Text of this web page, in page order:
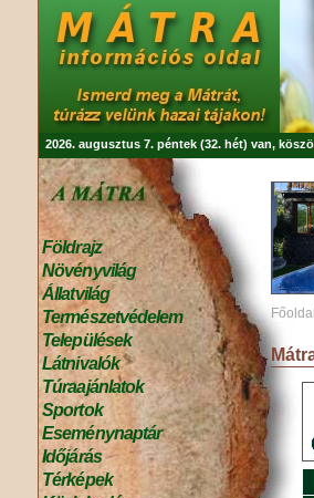
2026. augusztus 7. péntek (32. hét) van,
Földrajz
Növényvilág
Állatvilág
Természetvédelem
Települések
Látnivalók
Túraajánlatok
Sportok
Eseménynaptár
Időjárás
Térképek
Főoldal